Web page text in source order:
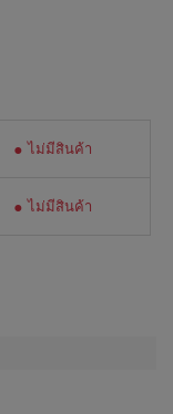
ไม่มีสินค้า
ไม่มีสินค้า